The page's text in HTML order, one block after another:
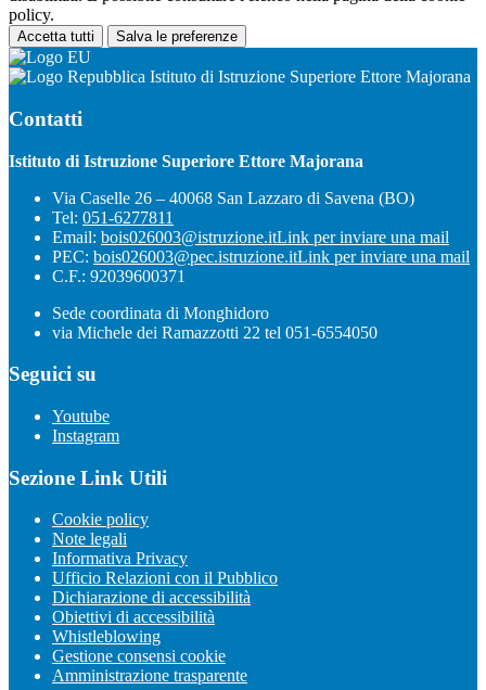
policy.
Accetta tutti Salva le preferenze
Istituto di Istruzione Superiore Ettore Majorana
Contatti
Istituto di Istruzione Superiore Ettore Majorana
Via Caselle 26 – 40068 San Lazzaro di Savena (BO)
Tel: 051-6277811
Email: bois026003@istruzione.itLink per inviare una mail
PEC: bois026003@pec.istruzione.itLink per inviare una mail
C.F.: 92039600371
Sede coordinata di Monghidoro
via Michele dei Ramazzotti 22 tel 051-6554050
Seguici su
Youtube
Instagram
Sezione Link Utili
Cookie policy
Note legali
Informativa Privacy
Ufficio Relazioni con il Pubblico
Dichiarazione di accessibilità
Obiettivi di accessibilità
Whistleblowing
Gestione consensi cookie
Amministrazione trasparente